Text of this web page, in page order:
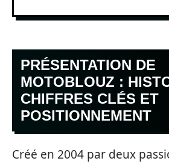
PRÉSENTATION DE
MOTOBLOUZ :
CHIFFRES CLÉS ET
POSITIONNEMENT
Créé en 2004 par deux